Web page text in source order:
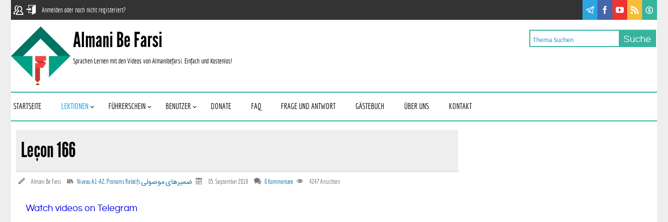
Anmelden oder noch nicht registeriert?
Almani Be Farsi
Sprachen Lernen mit den Videos von Almanibefarsi. Einfach und Kostenlos!
STARTSEITE LEKTIONEN FÜHRERSCHEIN BENUTZER DONATE FAQ FRAGE UND ANTWORT GÄSTEBUCH ÜBER UNS KONTAKT
Leçon 166
Almani Be Farsi Niveau A1-A2, Pronoms Relatifs ضمیر‌های موصولی 05. September 2019 0 Kommentare 4247Ansichten
Watch videos on Telegram